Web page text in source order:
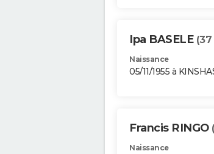
Ipa BASELE (37
Naissance
05/11/1955 à
Francis RINGO
Naissance